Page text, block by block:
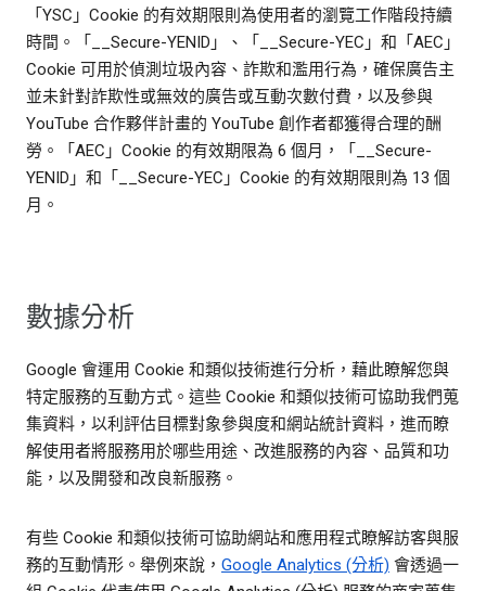
「YSC」Cookie 的有效期限則為使用者的瀏覽工作階段持續
時間。「__Secure-YENID」、「__Secure-YEC」和「AEC」
Cookie 可用於偵測垃圾內容、詐欺和濫用行為，確保廣告主
並未針對詐欺性或無效的廣告或互動次數付費，以及參與
YouTube 合作夥伴計畫的 YouTube 創作者都獲得合理的酬
勞。「AEC」Cookie 的有效期限為 6 個月，「__Secure-
YENID」和「__Secure-YEC」Cookie 的有效期限則為 13 個
月。
數據分析
Google 會運用 Cookie 和類似技術進行分析，藉此瞭解您與
特定服務的互動方式。這些 Cookie 和類似技術可協助我們蒐
集資料，以利評估目標對象參與度和網站統計資料，進而瞭
解使用者將服務用於哪些用途、改進服務的內容、品質和功
能，以及開發和改良新服務。
有些 Cookie 和類似技術可協助網站和應用程式瞭解訪客與服
務的互動情形。舉例來說， Google Analytics (分析) 會透過一